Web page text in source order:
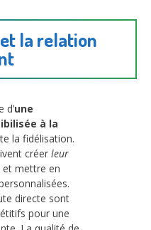
la relation
d’une
à la
la fidélisation.
créer leur
et mettre en
directe sont
pour une